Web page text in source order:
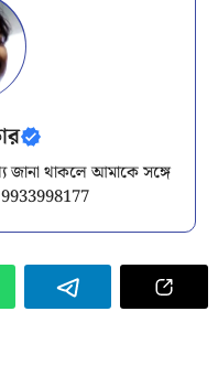
জানা থাকলে আমাকে সঙ্গে